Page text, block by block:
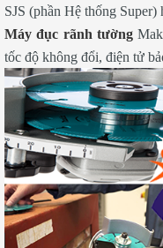
SJS (phần Hệ thống
Máy đục rãnh tường
tốc độ không đổi, điện tử